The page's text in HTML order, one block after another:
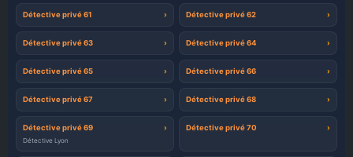
Détective privé 61 Détective privé 62
Détective privé 63 Détective privé 64
Détective privé 65 Détective privé 66
Détective privé 67 Détective privé 68
Détective privé 69
Détective Lyon
Détective privé 70